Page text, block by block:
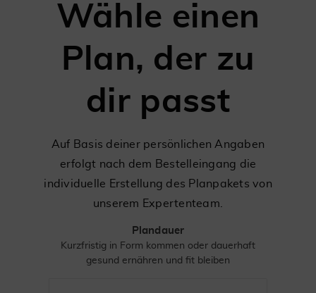
Wähle einen
Plan, der zu
dir passt
Auf Basis deiner persönlichen Angaben
erfolgt nach dem Bestelleingang die
individuelle Erstellung des Planpakets von
unserem Expertenteam.
Plandauer
Kurzfristig in Form kommen oder dauerhaft
gesund ernähren und fit bleiben